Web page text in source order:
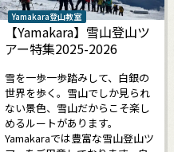
Yamakara登山教室
【Yamakara】雪山登山ツ
アー特集2025-2026
雪を一歩一歩踏みして、白銀の
世界を歩く。雪山でしか見られ
ない景色、雪山だからこそ楽し
めるルートがあります。
Yamakaraでは豊富な雪山登山ツ